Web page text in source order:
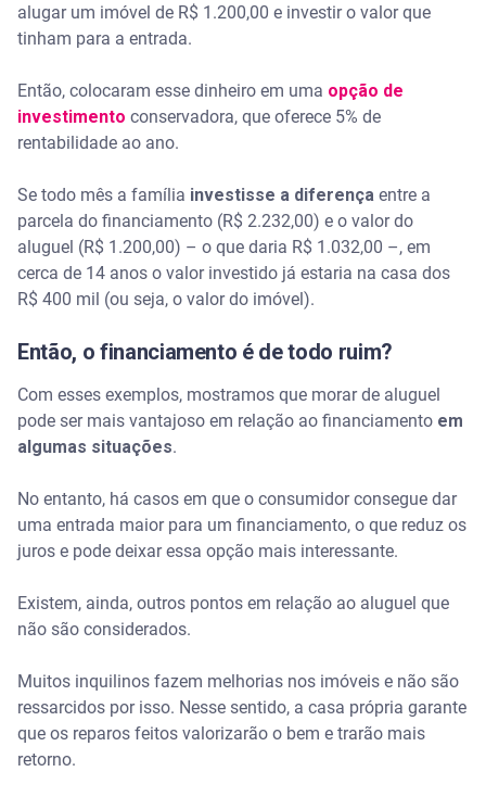
alugar um imóvel de R$ 1.200,00 e investir o valor que
tinham para a entrada.
Então, colocaram esse dinheiro em uma opção de
investimento conservadora, que oferece 5% de
rentabilidade ao ano.
Se todo mês a família investisse a diferença entre a
parcela do financiamento (R$ 2.232,00) e o valor do
aluguel (R$ 1.200,00) – o que daria R$ 1.032,00 –, em
cerca de 14 anos o valor investido já estaria na casa dos
R$ 400 mil (ou seja, o valor do imóvel).
Então, o financiamento é de todo ruim?
Com esses exemplos, mostramos que morar de aluguel
pode ser mais vantajoso em relação ao financiamento em
algumas situações.
No entanto, há casos em que o consumidor consegue dar
uma entrada maior para um financiamento, o que reduz os
juros e pode deixar essa opção mais interessante.
Existem, ainda, outros pontos em relação ao aluguel que
não são considerados.
Muitos inquilinos fazem melhorias nos imóveis e não são
ressarcidos por isso. Nesse sentido, a casa própria garante
que os reparos feitos valorizarão o bem e trarão mais
retorno.